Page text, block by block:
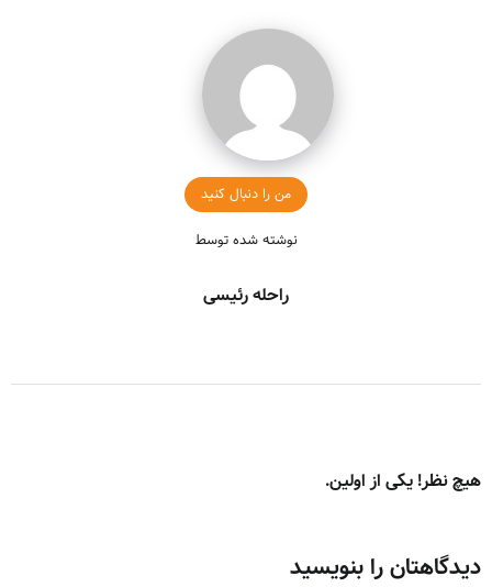
من را دنبال کنید
نوشته شده توسط
راحله رئیسی
هیچ نظر! یکی از اولین.
دیدگاهتان را بنویسید